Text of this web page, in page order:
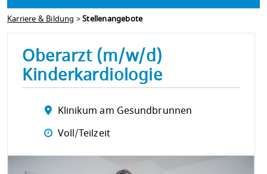
Karriere & Bildung >Stellenangebote
Oberarzt (m/w/d)
Kinderkardiologie
Klinikum am Gesundbrunnen
Voll/Teilzeit